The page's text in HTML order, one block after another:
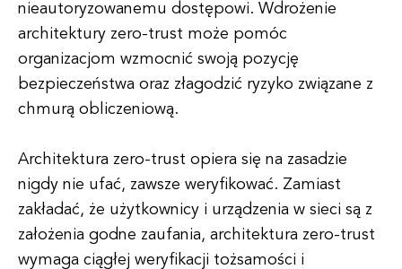
nieautoryzowanemu dostępowi. Wdrożenie
architektury zero-trust może pomóc
organizacjom wzmocnić swoją pozycję
bezpieczeństwa oraz złagodzić ryzyko związane z
chmurą obliczeniową.
Architektura zero-trust opiera się na zasadzie
nigdy nie ufać, zawsze weryfikować. Zamiast
zakładać, że użytkownicy i urządzenia w sieci są z
założenia godne zaufania, architektura zero-trust
wymaga ciągłej weryfikacji tożsamości i